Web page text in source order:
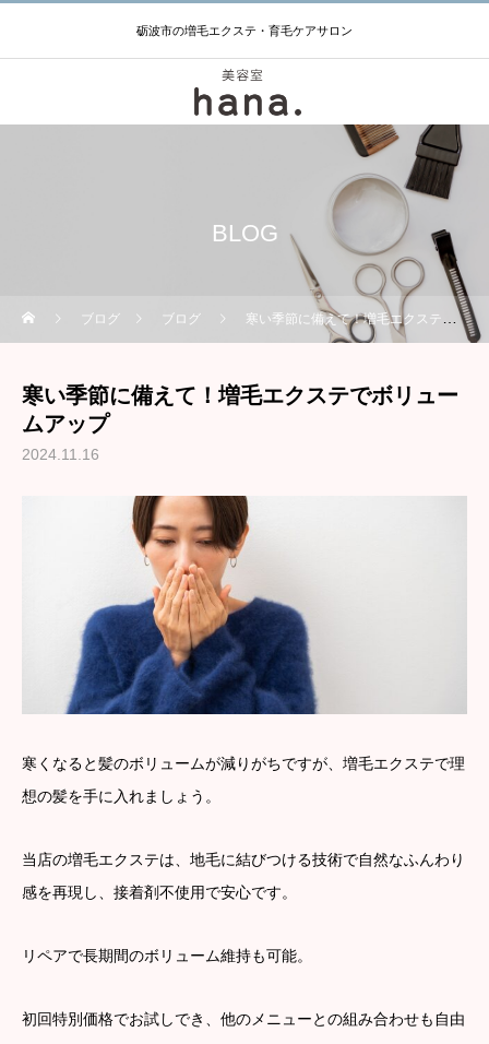
砺波市の増毛エクステ・育毛ケアサロン
BLOG
ブログ ブログ 寒い季節に備えて！増毛エクステでボリュームアップ
寒い季節に備えて！増毛エクステでボリュー
ムアップ
2024.11.16
寒くなると髪のボリュームが減りがちですが、増毛エクステで理
想の髪を手に入れましょう。
当店の増毛エクステは、地毛に結びつける技術で自然なふんわり
感を再現し、接着剤不使用で安心です。
リペアで長期間のボリューム維持も可能。
初回特別価格でお試しでき、他のメニューとの組み合わせも自由